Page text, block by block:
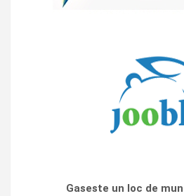
Gaseste un loc de